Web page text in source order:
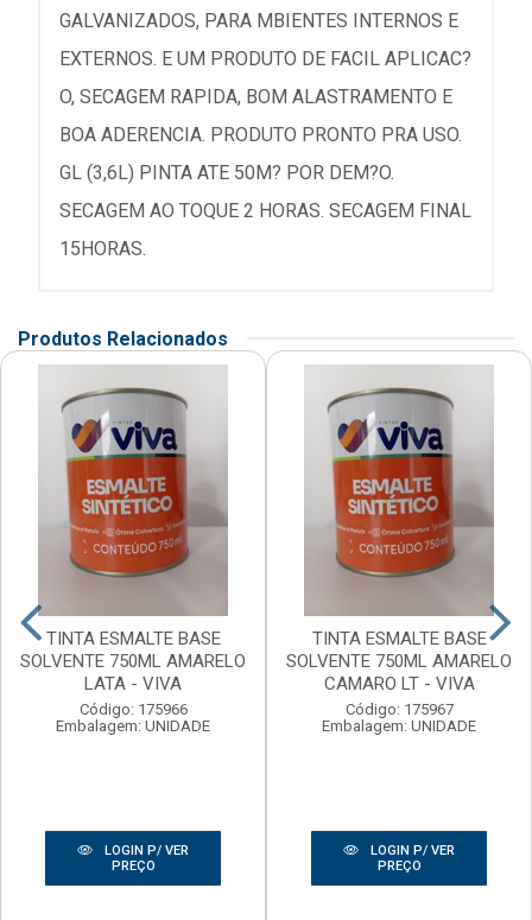
GALVANIZADOS, PARA MBIENTES INTERNOS E
EXTERNOS. E UM PRODUTO DE FACIL APLICAC?
O, SECAGEM RAPIDA, BOM ALASTRAMENTO E
BOA ADERENCIA. PRODUTO PRONTO PRA USO.
GL (3,6L) PINTA ATE 50M? POR DEM?O.
SECAGEM AO TOQUE 2 HORAS. SECAGEM FINAL
15HORAS.
Produtos Relacionados
TINTA ESMALTE BASE
SOLVENTE 750ML AMARELO
LATA - VIVA
Código: 175966
Embalagem: UNIDADE
LOGIN P/ VER
PREÇO
TINTA ESMALTE BASE
SOLVENTE 750ML AMARELO
CAMARO LT - VIVA
Código: 175967
Embalagem: UNIDADE
LOGIN P/ VER
PREÇO